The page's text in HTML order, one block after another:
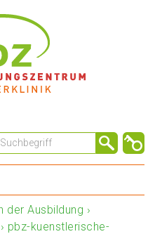
der Ausbildung ›
› pbz-kuenstlerische-